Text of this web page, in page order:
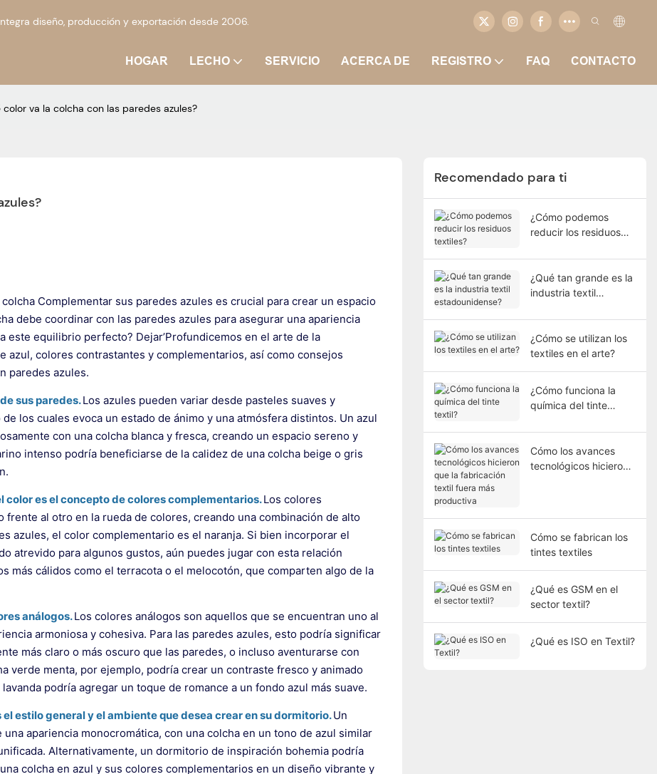
diseño, producción y exportación desde 2006.
HOGAR LECHO SERVICIO ACERCA DE REGISTRO FAQ CONTACTO
color va la colcha con las paredes azules?
colcha Complementar sus paredes azules es crucial para crear un espacio
debe coordinar con las paredes azules para asegurar una apariencia
este equilibrio perfecto? Dejar’Profundicemos en el arte de la
colores contrastantes y complementarios, así como consejos
paredes azules.
sus paredes.Los azules pueden variar desde pasteles suaves y
los cuales evoca un estado de ánimo y una atmósfera distintos. Un azul
con una colcha blanca y fresca, creando un espacio sereno y
intenso podría beneficiarse de la calidez de una colcha beige o gris
color es el concepto de colores complementarios.Los colores
al otro en la rueda de colores, creando una combinación de alto
azules, el color complementario es el naranja. Si bien incorporar el
atrevido para algunos gustos, aún puedes jugar con esta relación
más cálidos como el terracota o el melocotón, que comparten algo de la
análogos.Los colores análogos son aquellos que se encuentran uno al
armoniosa y cohesiva. Para las paredes azules, esto podría significar
más claro o más oscuro que las paredes, o incluso aventurarse con
verde menta, por ejemplo, podría crear un contraste fresco y animado
podría agregar un toque de romance a un fondo azul más suave.
estilo general y el ambiente que desea crear en su dormitorio.Un
apariencia monocromática, con una colcha en un tono de azul similar
Alternativamente, un dormitorio de inspiración bohemia podría
colcha en azul y sus colores complementarios en un diseño vibrante y
Recomendado para ti
¿Cómo podemos
reducir los residuos
¿Qué tan grande es la
industria textil
¿Cómo se utilizan los
textiles en el arte?
¿Cómo funciona la
química del tinte
Cómo los avances
tecnológicos hicieron
Cómo se fabrican los
tintes textiles
¿Qué es GSM en el
sector textil?
¿Qué es ISO en Textil?